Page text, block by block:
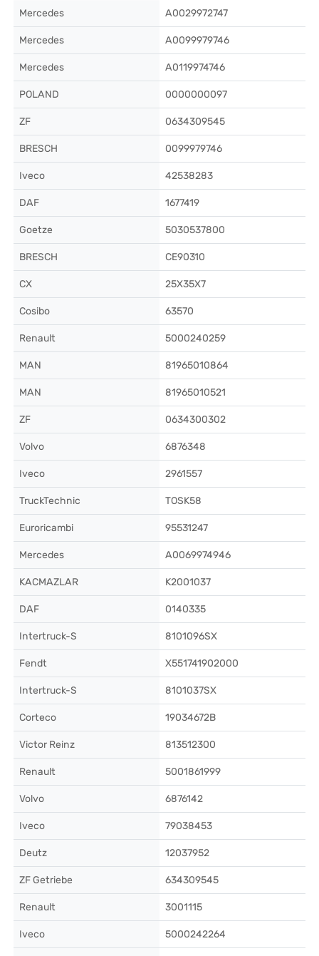
Mercedes A0029972747
Mercedes A0099979746
Mercedes A0119974746
POLAND 0000000097
ZF 0634309545
BRESCH 0099979746
Iveco 42538283
DAF 1677419
Goetze 5030537800
BRESCH CE90310
CX 25X35X7
Cosibo 63570
Renault 5000240259
MAN 81965010864
MAN 81965010521
ZF 0634300302
Volvo 6876348
Iveco 2961557
TruckTechnic TOSK58
Euroricambi 95531247
Mercedes A0069974946
KACMAZLAR K2001037
DAF 0140335
Intertruck-S 8101096SX
Fendt X551741902000
Intertruck-S 8101037SX
Corteco 19034672B
Victor Reinz 813512300
Renault 5001861999
Volvo 6876142
Iveco 79038453
Deutz 12037952
ZF Getriebe 634309545
Renault 3001115
Iveco 5000242264